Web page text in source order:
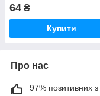
64 ₴
Купити
Про нас
97% позитивних з